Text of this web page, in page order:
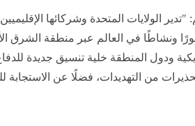
"تدير الولايات المتحدة وشركائها
ونشاطًا في العالم عبر منطقة الشرق
ودول المنطقة خلية تنسيق جديدة
من التهديدات، فضلًا عن الاستجابة